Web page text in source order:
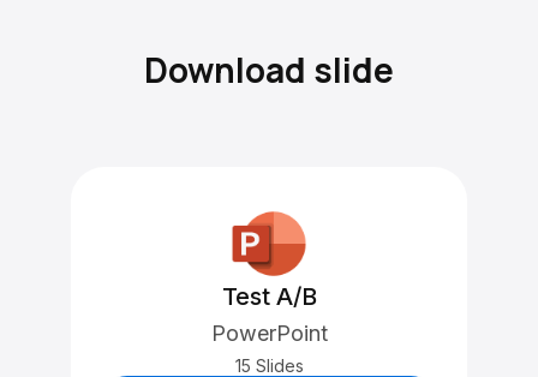
Download slide
Test A/B
PowerPoint
15 Slides